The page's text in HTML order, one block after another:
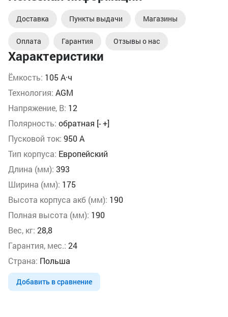
Характеристики
Ёмкость: 105 А·ч
Технология: AGM
Напряжение, В: 12
Полярность: обратная [- +]
Пусковой ток: 950 А
Тип корпуса: Европейский
Длина (мм): 393
Ширина (мм): 175
Высота корпуса акб (мм): 190
Полная высота (мм): 190
Вес, кг: 28,8
Гарантия, мес.: 24
Страна: Польша
Добавить в сравнение
Доставка Пункты выдачи Магазины
Оплата Гарантия Отзывы о нас